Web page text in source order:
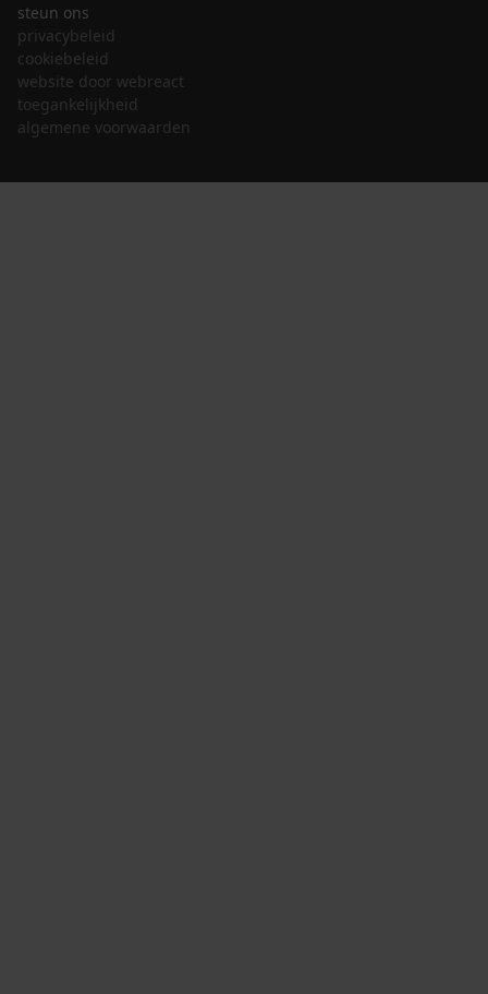
steun ons
privacybeleid
cookiebeleid
website door webreact
toegankelijkheid
algemene voorwaarden